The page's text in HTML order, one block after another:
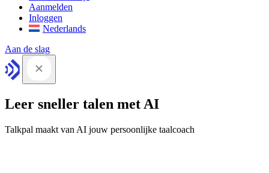
Aanmelden
Inloggen
Nederlands
Aan de slag
Leer sneller talen met AI
Talkpal maakt van AI jouw persoonlijke taalcoach